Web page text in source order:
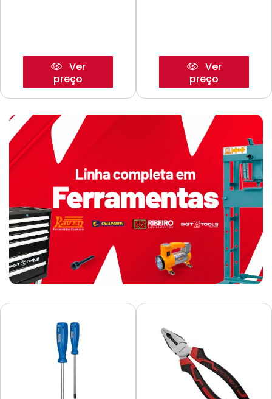
Ver
preço
Ver
preço